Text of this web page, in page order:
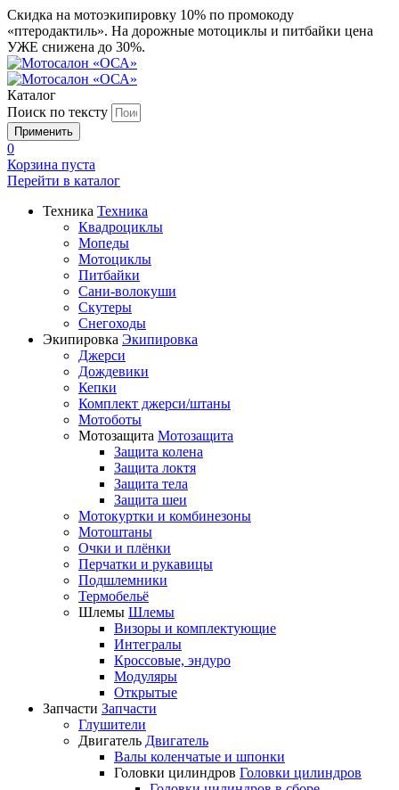
Скидка на мотоэкипировку 10% по промокоду
«птеродактиль». На дорожные мотоциклы и питбайки цена
УЖЕ снижена до 30%.
Каталог
Поиск по тексту
0
Корзина пуста
Перейти в каталог
Техника Техника
Квадроциклы
Мопеды
Мотоциклы
Питбайки
Сани-волокуши
Скутеры
Снегоходы
Экипировка Экипировка
Джерси
Дождевики
Кепки
Комплект джерси/штаны
Мотоботы
Мотозащита Мотозащита
Защита колена
Защита локтя
Защита тела
Защита шеи
Мотокуртки и комбинезоны
Мотоштаны
Очки и плёнки
Перчатки и рукавицы
Подшлемники
Термобельё
Шлемы Шлемы
Визоры и комплектующие
Интегралы
Кроссовые, эндуро
Модуляры
Открытые
Запчасти Запчасти
Глушители
Двигатель Двигатель
Валы коленчатые и шпонки
Головки цилиндров Головки цилиндров